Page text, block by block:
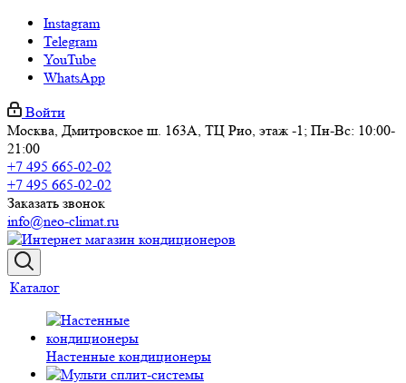
Instagram
Telegram
YouTube
WhatsApp
Войти
Москва, Дмитровское ш. 163А, ТЦ Рио, этаж -1; Пн-Вс: 10:00-
21:00
+7 495 665-02-02
+7 495 665-02-02
Заказать звонок
info@neo-climat.ru
Каталог
Настенные кондиционеры